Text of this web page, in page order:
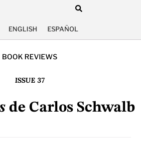
ENGLISH ESPAÑOL
BOOK REVIEWS
ISSUE 37
de Carlos Schwalb